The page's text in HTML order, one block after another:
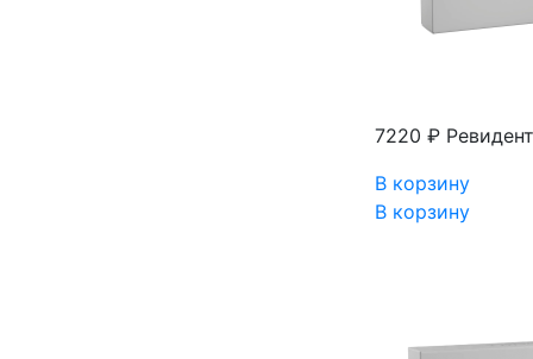
7220 ₽
В корзину
В корзину